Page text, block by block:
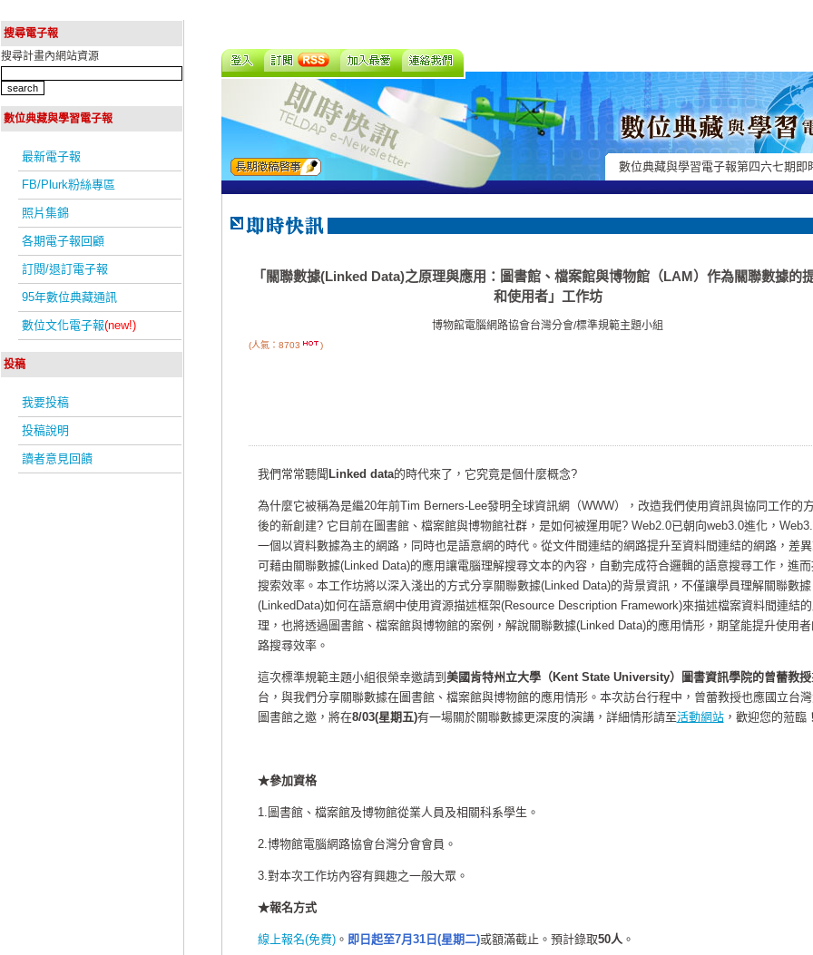
搜尋電子報
搜尋計畫內網站資源
數位典藏與學習電子報
最新電子報
FB/Plurk粉絲專區
照片集錦
各期電子報回顧
訂閱/退訂電子報
95年數位典藏通訊
數位文化電子報(new!)
投稿
我要投稿
投稿說明
讀者意見回饋
數位典藏與學習電子報第四六七期即
「關聯數據(Linked Data)之原理與應用：圖書館、檔案館與博物館（LAM）作為關聯數據的
和使用者」工作坊
博物館電腦網路協會台灣分會/標準規範主題小組
(人氣：8703 )
我們常常聽聞 Linked data的時代來了，它究竟是個什麼概念?
為什麼它被稱為是繼20年前Tim Berners-Lee發明全球資訊網（WWW），改造我們使用資訊與協同工作的
後的新創建? 它目前在圖書館、檔案館與博物館社群，是如何被運用呢? Web2.0已朝向web3.0進化，
一個以資料數據為主的網路，同時也是語意網的時代。從文件間連結的網路提升至資料間連結的網路，差
可藉由關聯數據(Linked Data)的應用讓電腦理解搜尋文本的內容，自動完成符合邏輯的語意搜尋工作，進
搜索效率。本工作坊將以深入淺出的方式分享關聯數據(Linked Data)的背景資訊，不僅讓學員理解關聯數據
(LinkedData)如何在語意網中使用資源描述框架(Resource Description Framework)來描述檔案資料間連結
理，也將透過圖書館、檔案館與博物館的案例，解說關聯數據(Linked Data)的應用情形，期望能提升使用
路搜尋效率。
這次標準規範主題小組很榮幸邀請到 美國肯特州立大學（Kent State University）圖書資訊學院的曾蕾教授
台，與我們分享關聯數據在圖書館、檔案館與博物館的應用情形。本次訪台行程中，曾蕾教授也應國立台
圖書館之邀，將在8/03(星期五)有一場關於關聯數據更深度的演講，詳細情形請至活動網站，歡迎您的蒞臨
★參加資格
1.圖書館、檔案館及博物館從業人員及相關科系學生。
2.博物館電腦網路協會台灣分會會員。
3.對本次工作坊內容有興趣之一般大眾。
★報名方式
線上報名(免費)。 即日起至7月31日(星期二)或額滿截止。預計錄取50人。